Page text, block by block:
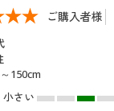
ご購入者様
150cm
小さい